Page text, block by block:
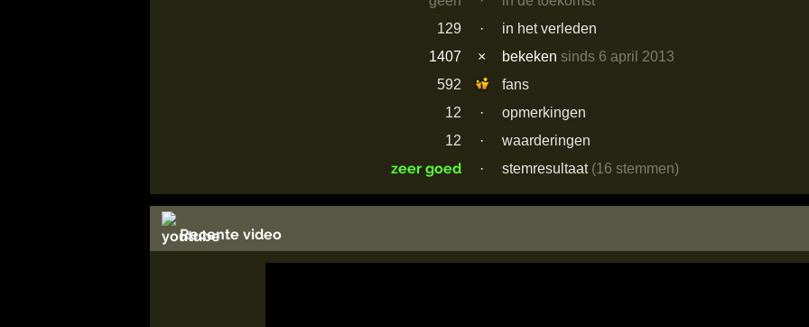
129
·
in het verleden
1407
× bekekensinds 6 april 2013
592
fans
12
·
opmerkingen
12
· waarderingen
zeer goed · stemresultaat (16 stemmen)
Recente video